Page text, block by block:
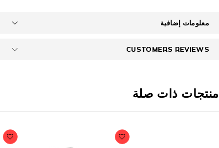
معلومات إضافية
CUSTOMERS REVIEWS
ذات صلة